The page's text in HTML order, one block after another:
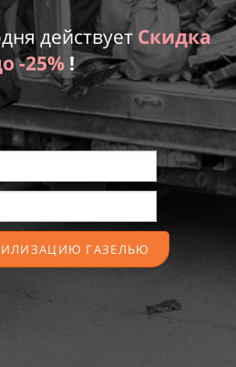
действует Скидка
-25% !
ГАЗЕЛЬЮ